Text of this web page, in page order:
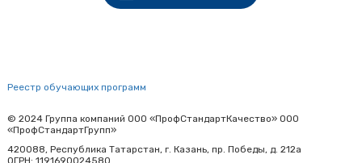
Реестр обучающих программ
© 2024 Группа компаний ООО «ПрофСтандартКачество» ООО
«ПрофСтандартГрупп»
420088, Республика Татарстан, г. Казань, пр. Победы, д. 212а
ОГРН: 1191690024580